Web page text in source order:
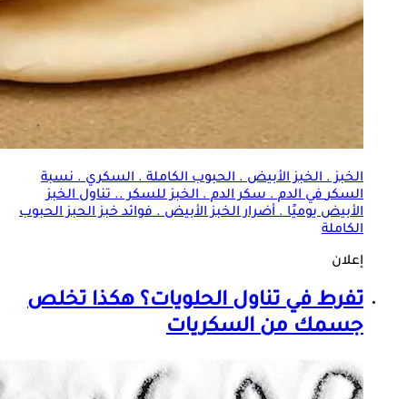
الخبز . الخبز الأبيض . الحبوب الكاملة . السكري .نسبة
السكرفي الدم . سكر الدم . الخبز للسكر .. تناول الخبز
الأبيض يوميًا . أضرار الخبز الأبيض . فوائد خبز الحبز الحبوب
الكاملة
إعلان
تفرط في تناول الحلويات؟ هكذا تخلص
جسمك من السكريات